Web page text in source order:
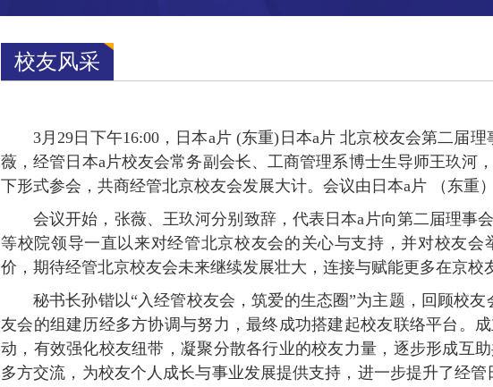
校友风采
3月29日下午16:00，日本a片 (东重)日本a片 北京校友会第二届
薇，经管日本a片校友会常务副会长、工商管理系博士生导师王玖河
下形式参会，共商经管北京校友会发展大计。会议由日本a片 （东重
会议开始，张薇、王玖河分别致辞，代表日本a片向第二届理事
等校院领导一直以来对经管北京校友会的关心与支持，并对校友
价，期待经管北京校友会未来继续发展壮大，连接与赋能更多在京校
秘书长孙锴以“入经管校友会，筑爱的生态圈”为主题，回顾校
友会的组建历经多方协调与努力，最终成功搭建起校友联络平台。
动，有效强化校友纽带，凝聚分散各行业的校友力量，逐步形成互
多方交流，为校友个人成长与事业发展提供支持，进一步提升了经